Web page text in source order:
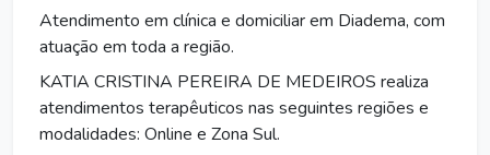
Atendimento em clínica e domiciliar em Diadema, com
atuação em toda a região.
KATIA CRISTINA PEREIRA DE MEDEIROS realiza
atendimentos terapêuticos nas seguintes regiões e
modalidades: Online e Zona Sul.